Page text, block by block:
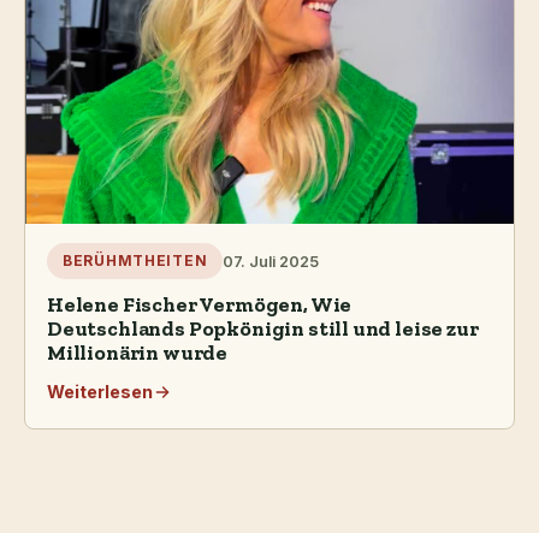
BERÜHMTHEITEN 07. Juli 2025
Helene Fischer Vermögen, Wie
Deutschlands Popkönigin still und leise zur
Millionärin wurde
Weiterlesen